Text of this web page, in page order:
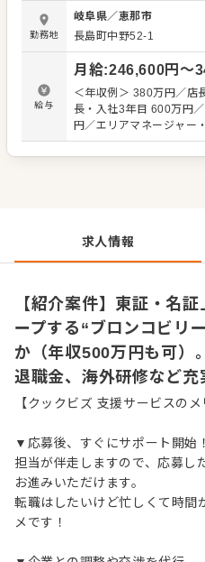
実。お休みは月8日と、
すい環境が整っています
にBSE（狂牛病）という
成長し続けてきたタフな
下さい。 【仕事内容】 あなたには、「ブロンコビリー」の
各店舗での業務全般をお
るメニューのラインナッ
トします。接客や調理全
のアイデアも大歓迎です
への昇格をめざせます。
勤務地
岐阜県／恵那市
長島町中野52-1
給与
月給:246,600円〜
＜年収例＞ 380万円／店
長・入社3年目 600万円
円／エリアマネージャ
均年収は、577万円です！ ※給与にはみなし残業45時
万9800円～8万3200円が
します ※試用期間3ヶ月
求人情報
【紹介案件】東証・名
ープする“ブロンコビリ
か（年収500万円も可）
退職金、海外研修など充
【クックビズ 支援サービスのメ
▼応募後、すぐにサポート開始！
担当が伴走しますので、応募し
お進みいただけます。
転職はしたいけど忙しくて時
メです！